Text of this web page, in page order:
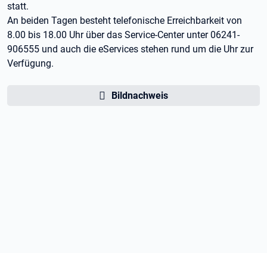
statt.
An beiden Tagen besteht telefonische Erreichbarkeit von
8.00 bis 18.00 Uhr über das Service-Center unter 06241-
906555 und auch die eServices stehen rund um die Uhr zur
Verfügung.
Bildnachweis